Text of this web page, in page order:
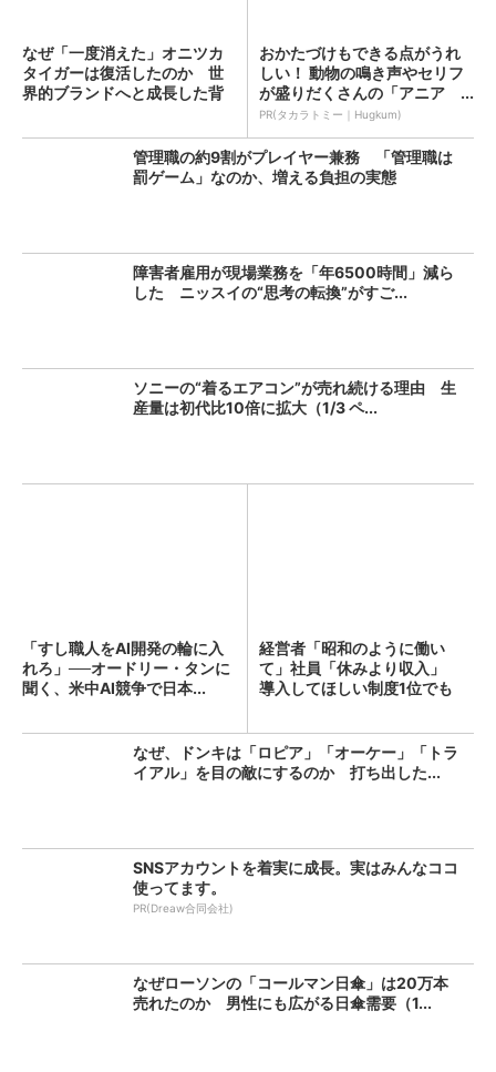
なぜ「一度消えた」オニツカ
タイガーは復活したのか 世
界的ブランドへと成長した背
おかたづけもできる点がうれ
しい！ 動物の鳴き声やセリフ
が盛りだくさんの「アニア ...
PR(タカラトミー｜Hugkum)
管理職の約9割がプレイヤー兼務 「管理職は
罰ゲーム」なのか、増える負担の実態
障害者雇用が現場業務を「年6500時間」減ら
した ニッスイの“思考の転換”がすご...
ソニーの“着るエアコン”が売れ続ける理由 生
産量は初代比10倍に拡大（1/3 ペ...
「すし職人をAI開発の輪に入
れろ」──オードリー・タンに
聞く、米中AI競争で日本...
経営者「昭和のように働い
て」社員「休みより収入」
導入してほしい制度1位でも
なぜ、ドンキは「ロピア」「オーケー」「トラ
イアル」を目の敵にするのか 打ち出した...
SNSアカウントを着実に成長。実はみんなココ
使ってます。
PR(Dreaw合同会社)
なぜローソンの「コールマン日傘」は20万本
売れたのか 男性にも広がる日傘需要（1...